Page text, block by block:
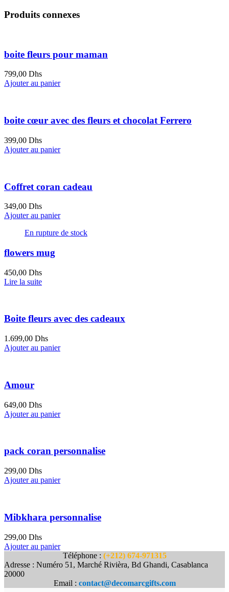
Produits connexes
boite fleurs pour maman
799,00 Dhs
Ajouter au panier
boite cœur avec des fleurs et chocolat Ferrero
399,00 Dhs
Ajouter au panier
Coffret coran cadeau
349,00 Dhs
Ajouter au panier
En rupture de stock
flowers mug
450,00 Dhs
Lire la suite
Boite fleurs avec des cadeaux
1.699,00 Dhs
Ajouter au panier
Amour
649,00 Dhs
Ajouter au panier
pack coran personnalise
299,00 Dhs
Ajouter au panier
Mibkhara personnalise
299,00 Dhs
Ajouter au panier
Téléphone : (+212) 674-971315
Adresse : Numéro 51, Marché Rivièra, Bd Ghandi, Casablanca
20000
Email : contact@decomarcgifts.com